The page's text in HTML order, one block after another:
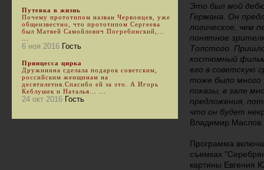
Это был мой
Германа. Он
логическое, чем
понятное
Толстого.
костюмный
его в советскую
тоже было много
показы, в зале
предложения,
что он будет
Владимир
Программа
съемках
картины Евгения
Путевка в жизнь
Почему прототипом назван Червонцев, уже
общеизвестно, что прототипом Сергеева
был Матвей Самойлович Погребинский,...
6 ноя 2016 Гость
Принцесса цирка
Дружинина сделала подарок советским,
российским женщинам на
десятилетия.Спасибо ей за это. А Игорь
Кеблушек и Наталья... ...
24 окт 2016 Гость